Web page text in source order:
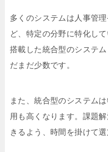
多くのシステムは人事管
ど、特定の分野に特化し
搭載した統合型のシステ
だまだ少数です。
また、統合型のシステム
用も高くなります。課題
きるよう、時間を掛けて